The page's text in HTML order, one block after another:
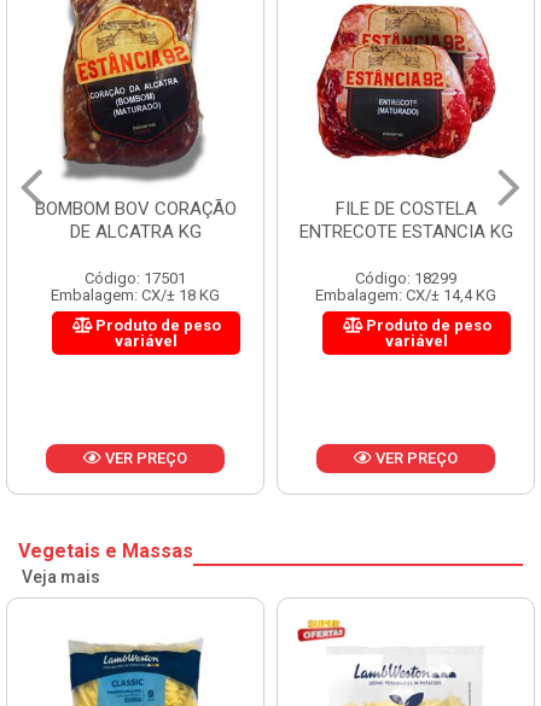
BOMBOM BOV CORAÇÃO
DE ALCATRA KG
Código: 17501
Embalagem: CX/± 18 KG
Produto de peso
variável
VER PREÇO
FILE DE COSTELA
ENTRECOTE ESTANCIA KG
Código: 18299
Embalagem: CX/± 14,4 KG
Produto de peso
variável
VER PREÇO
Vegetais e Massas
Veja mais